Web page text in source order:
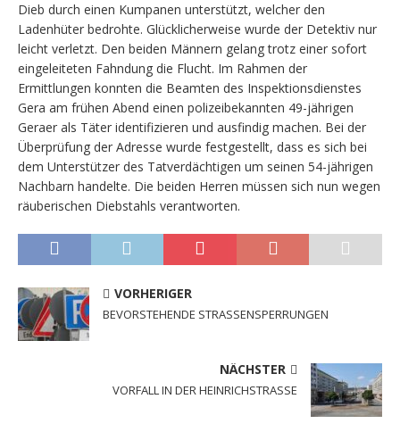
Dieb durch einen Kumpanen unterstützt, welcher den
Ladenhüter bedrohte. Glücklicherweise wurde der Detektiv nur
leicht verletzt. Den beiden Männern gelang trotz einer sofort
eingeleiteten Fahndung die Flucht. Im Rahmen der
Ermittlungen konnten die Beamten des Inspektionsdienstes
Gera am frühen Abend einen polizeibekannten 49-jährigen
Geraer als Täter identifizieren und ausfindig machen. Bei der
Überprüfung der Adresse wurde festgestellt, dass es sich bei
dem Unterstützer des Tatverdächtigen um seinen 54-jährigen
Nachbarn handelte. Die beiden Herren müssen sich nun wegen
räuberischen Diebstahls verantworten.
VORHERIGER
BEVORSTEHENDE STRASSENSPERRUNGEN
NÄCHSTER
VORFALL IN DER HEINRICHSTRASSE